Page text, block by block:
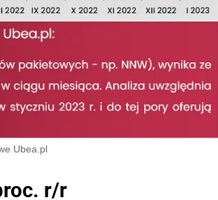
Ubea.pl
r/r